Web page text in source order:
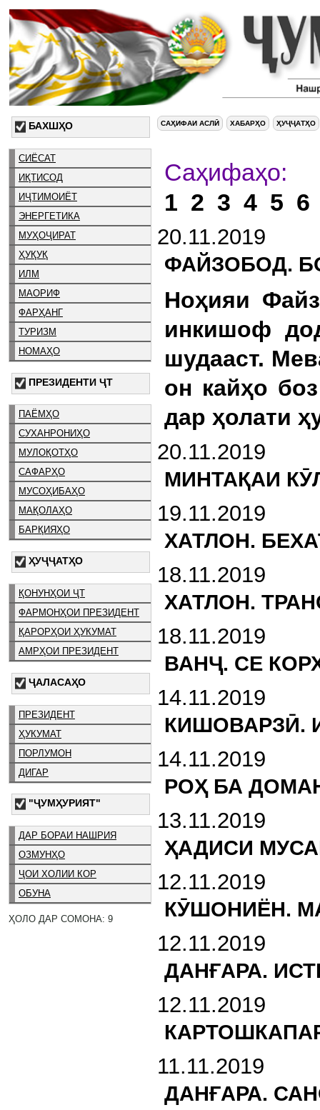
БАХШҲО
СИЁСАТ
ИҚТИСОД
ИҶТИМОИЁТ
ЭНЕРГЕТИКА
МУҲОҶИРАТ
ҲУҚУҚ
ИЛМ
МАОРИФ
ФАРҲАНГ
ТУРИЗМ
НОМАҲО
ПРЕЗИДЕНТИ ҶТ
ПАЁМҲО
СУХАНРОНИҲО
МУЛОҚОТҲО
САФАРҲО
МУСОҲИБАҲО
МАҚОЛАҲО
БАРҚИЯҲО
ҲУҶҶАТҲО
ҚОНУНҲОИ ҶТ
ФАРМОНҲОИ ПРЕЗИДЕНТ
ҚАРОРҲОИ ҲУКУМАТ
АМРҲОИ ПРЕЗИДЕНТ
ҶАЛАСАҲО
ПРЕЗИДЕНТ
ҲУКУМАТ
ПОРЛУМОН
ДИГАР
"ҶУМҲУРИЯТ"
ДАР БОРАИ НАШРИЯ
ОЗМУНҲО
ҶОИ ХОЛИИ КОР
ОБУНА
ҲОЛО ДАР СОМОНА: 9
САҲИФАИ АСЛӢ ХАБАРҲО ҲУҶҶАТҲО
1 2 3 4 5 6
20.11.2019
ФАЙЗОБОД.
Ноҳияи
инкишоф
шудааст.
он кайҳо
дар ҳолати
20.11.2019
МИНТАҚАИ
19.11.2019
ХАТЛОН.
18.11.2019
ХАТЛОН.
18.11.2019
ВАНҶ. СЕ
14.11.2019
КИШОВАРЗӢ.
14.11.2019
РОҲ БА
13.11.2019
ҲАДИСИ
12.11.2019
КӮШОНИЁН.
12.11.2019
ДАНҒАРА.
12.11.2019
11.11.2019
ДАНҒАРА.